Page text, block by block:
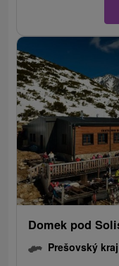
Domek pod
Prešovský